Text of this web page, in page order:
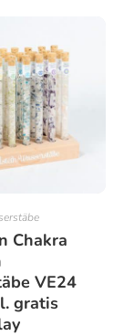
Chakra
VE24
gratis